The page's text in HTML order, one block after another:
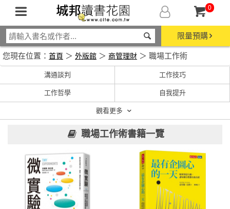
0
限量預購
您現在位置： 首頁 ＞ 外版館 ＞ 商管理財 ＞ 職場工作術
溝通談判 工作技巧
工作哲學 自我提升
觀看更多
職場工作術書籍一覽